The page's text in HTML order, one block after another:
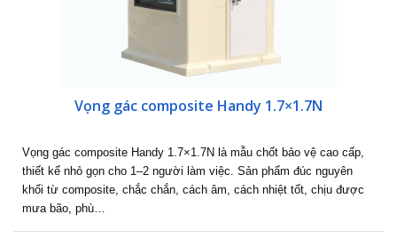
Vọng gác composite Handy 1.7×1.7N
Vọng gác composite Handy 1.7×1.7N là mẫu chốt bảo vệ cao cấp,
thiết kế nhỏ gọn cho 1–2 người làm việc. Sản phẩm đúc nguyên
khối từ composite, chắc chắn, cách âm, cách nhiệt tốt, chịu được
mưa bão, phù…